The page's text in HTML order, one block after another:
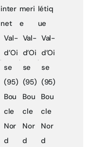
inter
net
Val-
d’Oi
se
(95)
Bou
cle
Nor
d
meri
e
Val-
d’Oi
se
(95)
Bou
cle
Nor
d
létiq
ue
Val-
d’Oi
se
(95)
Bou
cle
Nor
d